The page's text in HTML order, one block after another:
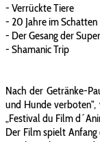
- Verrückte Tiere
- 20 Jahre im Schatten
- Der Gesang der
- Shamanic Trip
Nach der Getränke-
und Hunde verboten",
„Festival du Film
Der Film spielt